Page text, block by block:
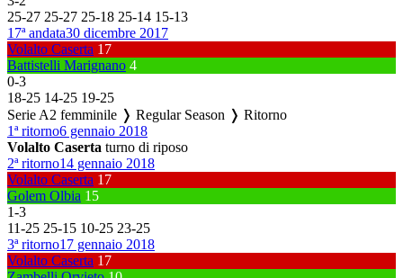
25-27 25-27 25-18 25-14 15-13
17ª andata30 dicembre 2017
Volalto Caserta 17
Battistelli Marignano 4
0-3
18-25 14-25 19-25
Serie A2 femminile ❭ Regular Season ❭ Ritorno
1ª ritorno6 gennaio 2018
Volalto Caserta turno di riposo
2ª ritorno14 gennaio 2018
Volalto Caserta 17
Golem Olbia 15
1-3
11-25 25-15 10-25 23-25
3ª ritorno17 gennaio 2018
Volalto Caserta 17